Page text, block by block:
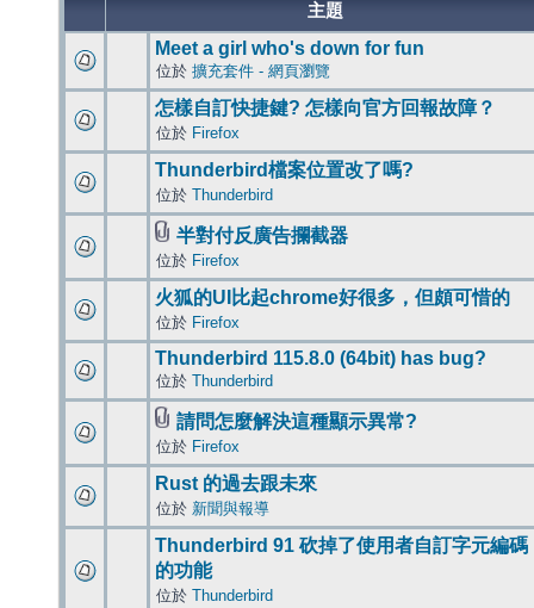
主題
Meet a girl who's down for fun
位於 擴充套件 - 網頁瀏覽
怎樣自訂快捷鍵? 怎樣向官方回報故障？
位於 Firefox
Thunderbird檔案位置改了嗎?
位於 Thunderbird
半對付反廣告攔截器
位於 Firefox
火狐的UI比起chrome好很多，但頗可惜的
位於 Firefox
Thunderbird 115.8.0 (64bit) has bug?
位於 Thunderbird
請問怎麼解決這種顯示異常?
位於 Firefox
Rust 的過去跟未來
位於 新聞與報導
Thunderbird 91 砍掉了使用者自訂字元編碼
的功能
位於 Thunderbird